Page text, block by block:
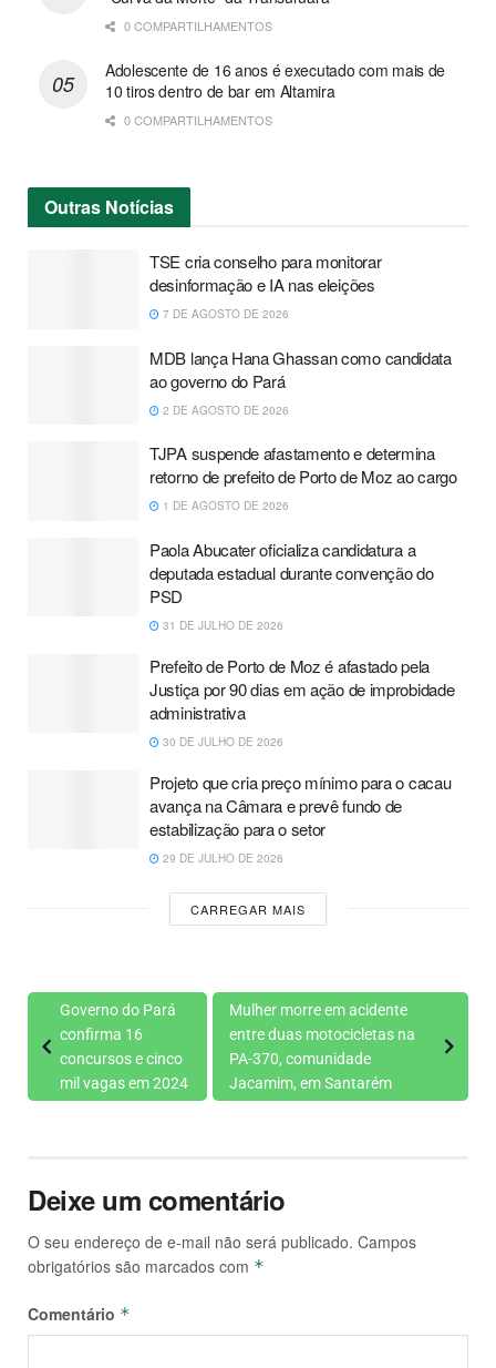
0 COMPARTILHAMENTOS
Adolescente de 16 anos é executado com mais de
10 tiros dentro de bar em Altamira
0 COMPARTILHAMENTOS
Outras Notícias
TSE cria conselho para monitorar
desinformação e IA nas eleições
7 DE AGOSTO DE 2026
MDB lança Hana Ghassan como candidata
ao governo do Pará
2 DE AGOSTO DE 2026
TJPA suspende afastamento e determina
retorno de prefeito de Porto de Moz ao cargo
1 DE AGOSTO DE 2026
Paola Abucater oficializa candidatura a
deputada estadual durante convenção do
PSD
31 DE JULHO DE 2026
Prefeito de Porto de Moz é afastado pela
Justiça por 90 dias em ação de improbidade
administrativa
30 DE JULHO DE 2026
Projeto que cria preço mínimo para o cacau
avança na Câmara e prevê fundo de
estabilização para o setor
29 DE JULHO DE 2026
CARREGAR MAIS
Governo do Pará
confirma 16
concursos e cinco
mil vagas em 2024
Mulher morre em acidente
entre duas motocicletas na
PA-370, comunidade
Jacamim, em Santarém
Deixe um comentário
O seu endereço de e-mail não será publicado. Campos
obrigatórios são marcados com *
Comentário *